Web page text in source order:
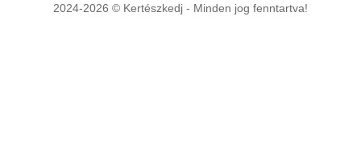
2024-2026 © Kertészkedj - Minden jog fenntartva!